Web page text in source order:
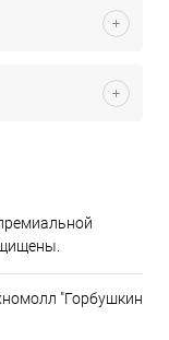
"Горбушкин